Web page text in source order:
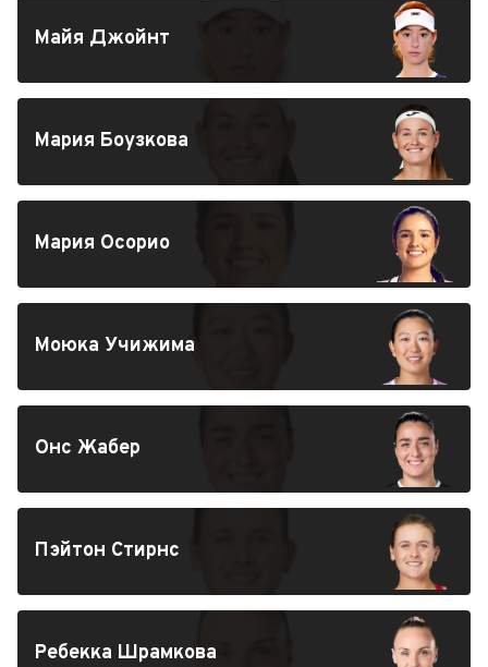
Майя Джойнт
Мария Боузкова
Мария Осорио
Моюка Учижима
Онс Жабер
Пэйтон Стирнс
Ребекка Шрамкова